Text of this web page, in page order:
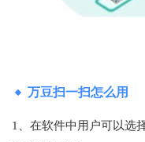
万豆扫一扫怎么用
1、在软件中用户可以选